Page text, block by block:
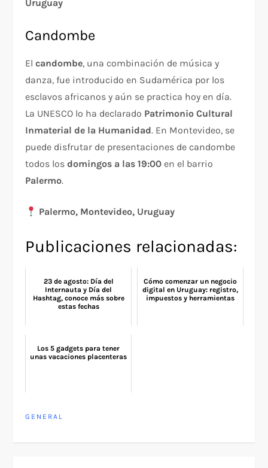
Uruguay
Candombe
Elcandombe, una combinación de música y
danza, fue introducido en Sudamérica por los
esclavos africanos y aún se practica hoy en día.
La UNESCO lo ha declarado Patrimonio Cultural
Inmaterial de la Humanidad. En Montevideo, se
puede disfrutar de presentaciones de candombe
todos losdomingos a las 19:00 en el barrio
Palermo.
Palermo, Montevideo, Uruguay
Publicaciones relacionadas:
23 de agosto: Día del
Internauta y Día del
Hashtag, conoce más sobre
estas fechas
Cómo comenzar un negocio
digital en Uruguay: registro,
impuestos y herramientas
Los 5 gadgets para tener
unas vacaciones placenteras
GENERAL